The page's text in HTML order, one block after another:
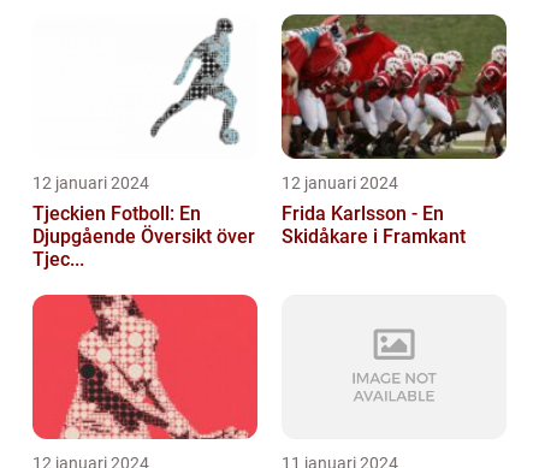
12 januari 2024
Tjeckien Fotboll: En
Djupgående Översikt över
Tjec...
12 januari 2024
Frida Karlsson - En
Skidåkare i Framkant
12 januari 2024 11 januari 2024